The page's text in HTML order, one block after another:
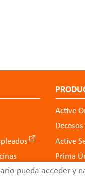
pueda acceder
Active
Active
Prima